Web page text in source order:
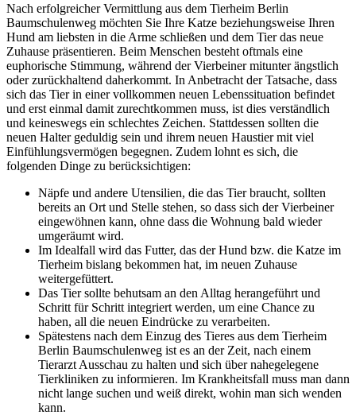
Nach erfolgreicher Vermittlung aus dem Tierheim Berlin
Baumschulenweg möchten Sie Ihre Katze beziehungsweise Ihren
Hund am liebsten in die Arme schließen und dem Tier das neue
Zuhause präsentieren. Beim Menschen besteht oftmals eine
euphorische Stimmung, während der Vierbeiner mitunter ängstlich
oder zurückhaltend daherkommt. In Anbetracht der Tatsache, dass
sich das Tier in einer vollkommen neuen Lebenssituation befindet
und erst einmal damit zurechtkommen muss, ist dies verständlich
und keineswegs ein schlechtes Zeichen. Stattdessen sollten die
neuen Halter geduldig sein und ihrem neuen Haustier mit viel
Einfühlungsvermögen begegnen. Zudem lohnt es sich, die
folgenden Dinge zu berücksichtigen:
Näpfe und andere Utensilien, die das Tier braucht, sollten
bereits an Ort und Stelle stehen, so dass sich der Vierbeiner
eingewöhnen kann, ohne dass die Wohnung bald wieder
umgeräumt wird.
Im Idealfall wird das Futter, das der Hund bzw. die Katze im
Tierheim bislang bekommen hat, im neuen Zuhause
weitergefüttert.
Das Tier sollte behutsam an den Alltag herangeführt und
Schritt für Schritt integriert werden, um eine Chance zu
haben, all die neuen Eindrücke zu verarbeiten.
Spätestens nach dem Einzug des Tieres aus dem Tierheim
Berlin Baumschulenweg ist es an der Zeit, nach einem
Tierarzt Ausschau zu halten und sich über nahegelegene
Tierkliniken zu informieren. Im Krankheitsfall muss man dann
nicht lange suchen und weiß direkt, wohin man sich wenden
kann.